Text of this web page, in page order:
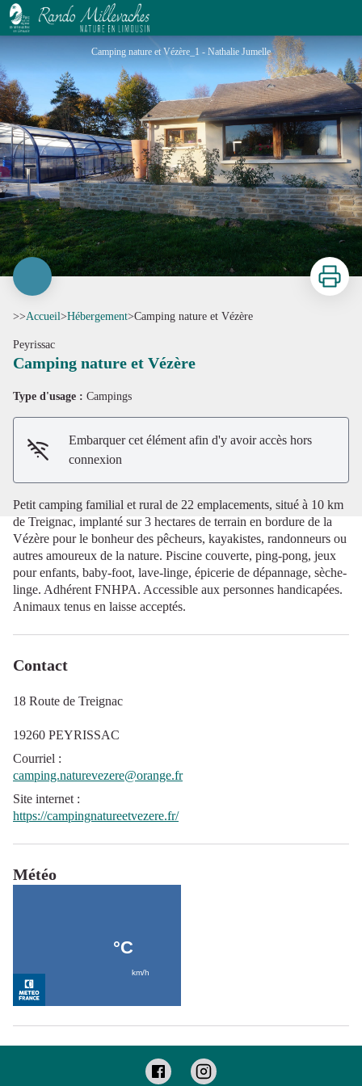
Camping nature et Vézère
Camping nature et Vézère_1 - Nathalie Jumelle
Imprimer
>>Accueil>Hébergement>Camping nature et Vézère
Peyrissac
Camping nature et Vézère
Type d'usage : Campings
Embarquer cet élément afin d'y avoir accès hors
connexion
Petit camping familial et rural de 22 emplacements, situé à 10 km
de Treignac, implanté sur 3 hectares de terrain en bordure de la
Vézère pour le bonheur des pêcheurs, kayakistes, randonneurs ou
autres amoureux de la nature. Piscine couverte, ping-pong, jeux
pour enfants, baby-foot, lave-linge, épicerie de dépannage, sèche-
linge. Adhérent FNHPA. Accessible aux personnes handicapées.
Animaux tenus en laisse acceptés.
Contact
18 Route de Treignac
19260 PEYRISSAC
Courriel :
camping.naturevezere@orange.fr
Site internet :
https://campingnatureetvezere.fr/
Météo